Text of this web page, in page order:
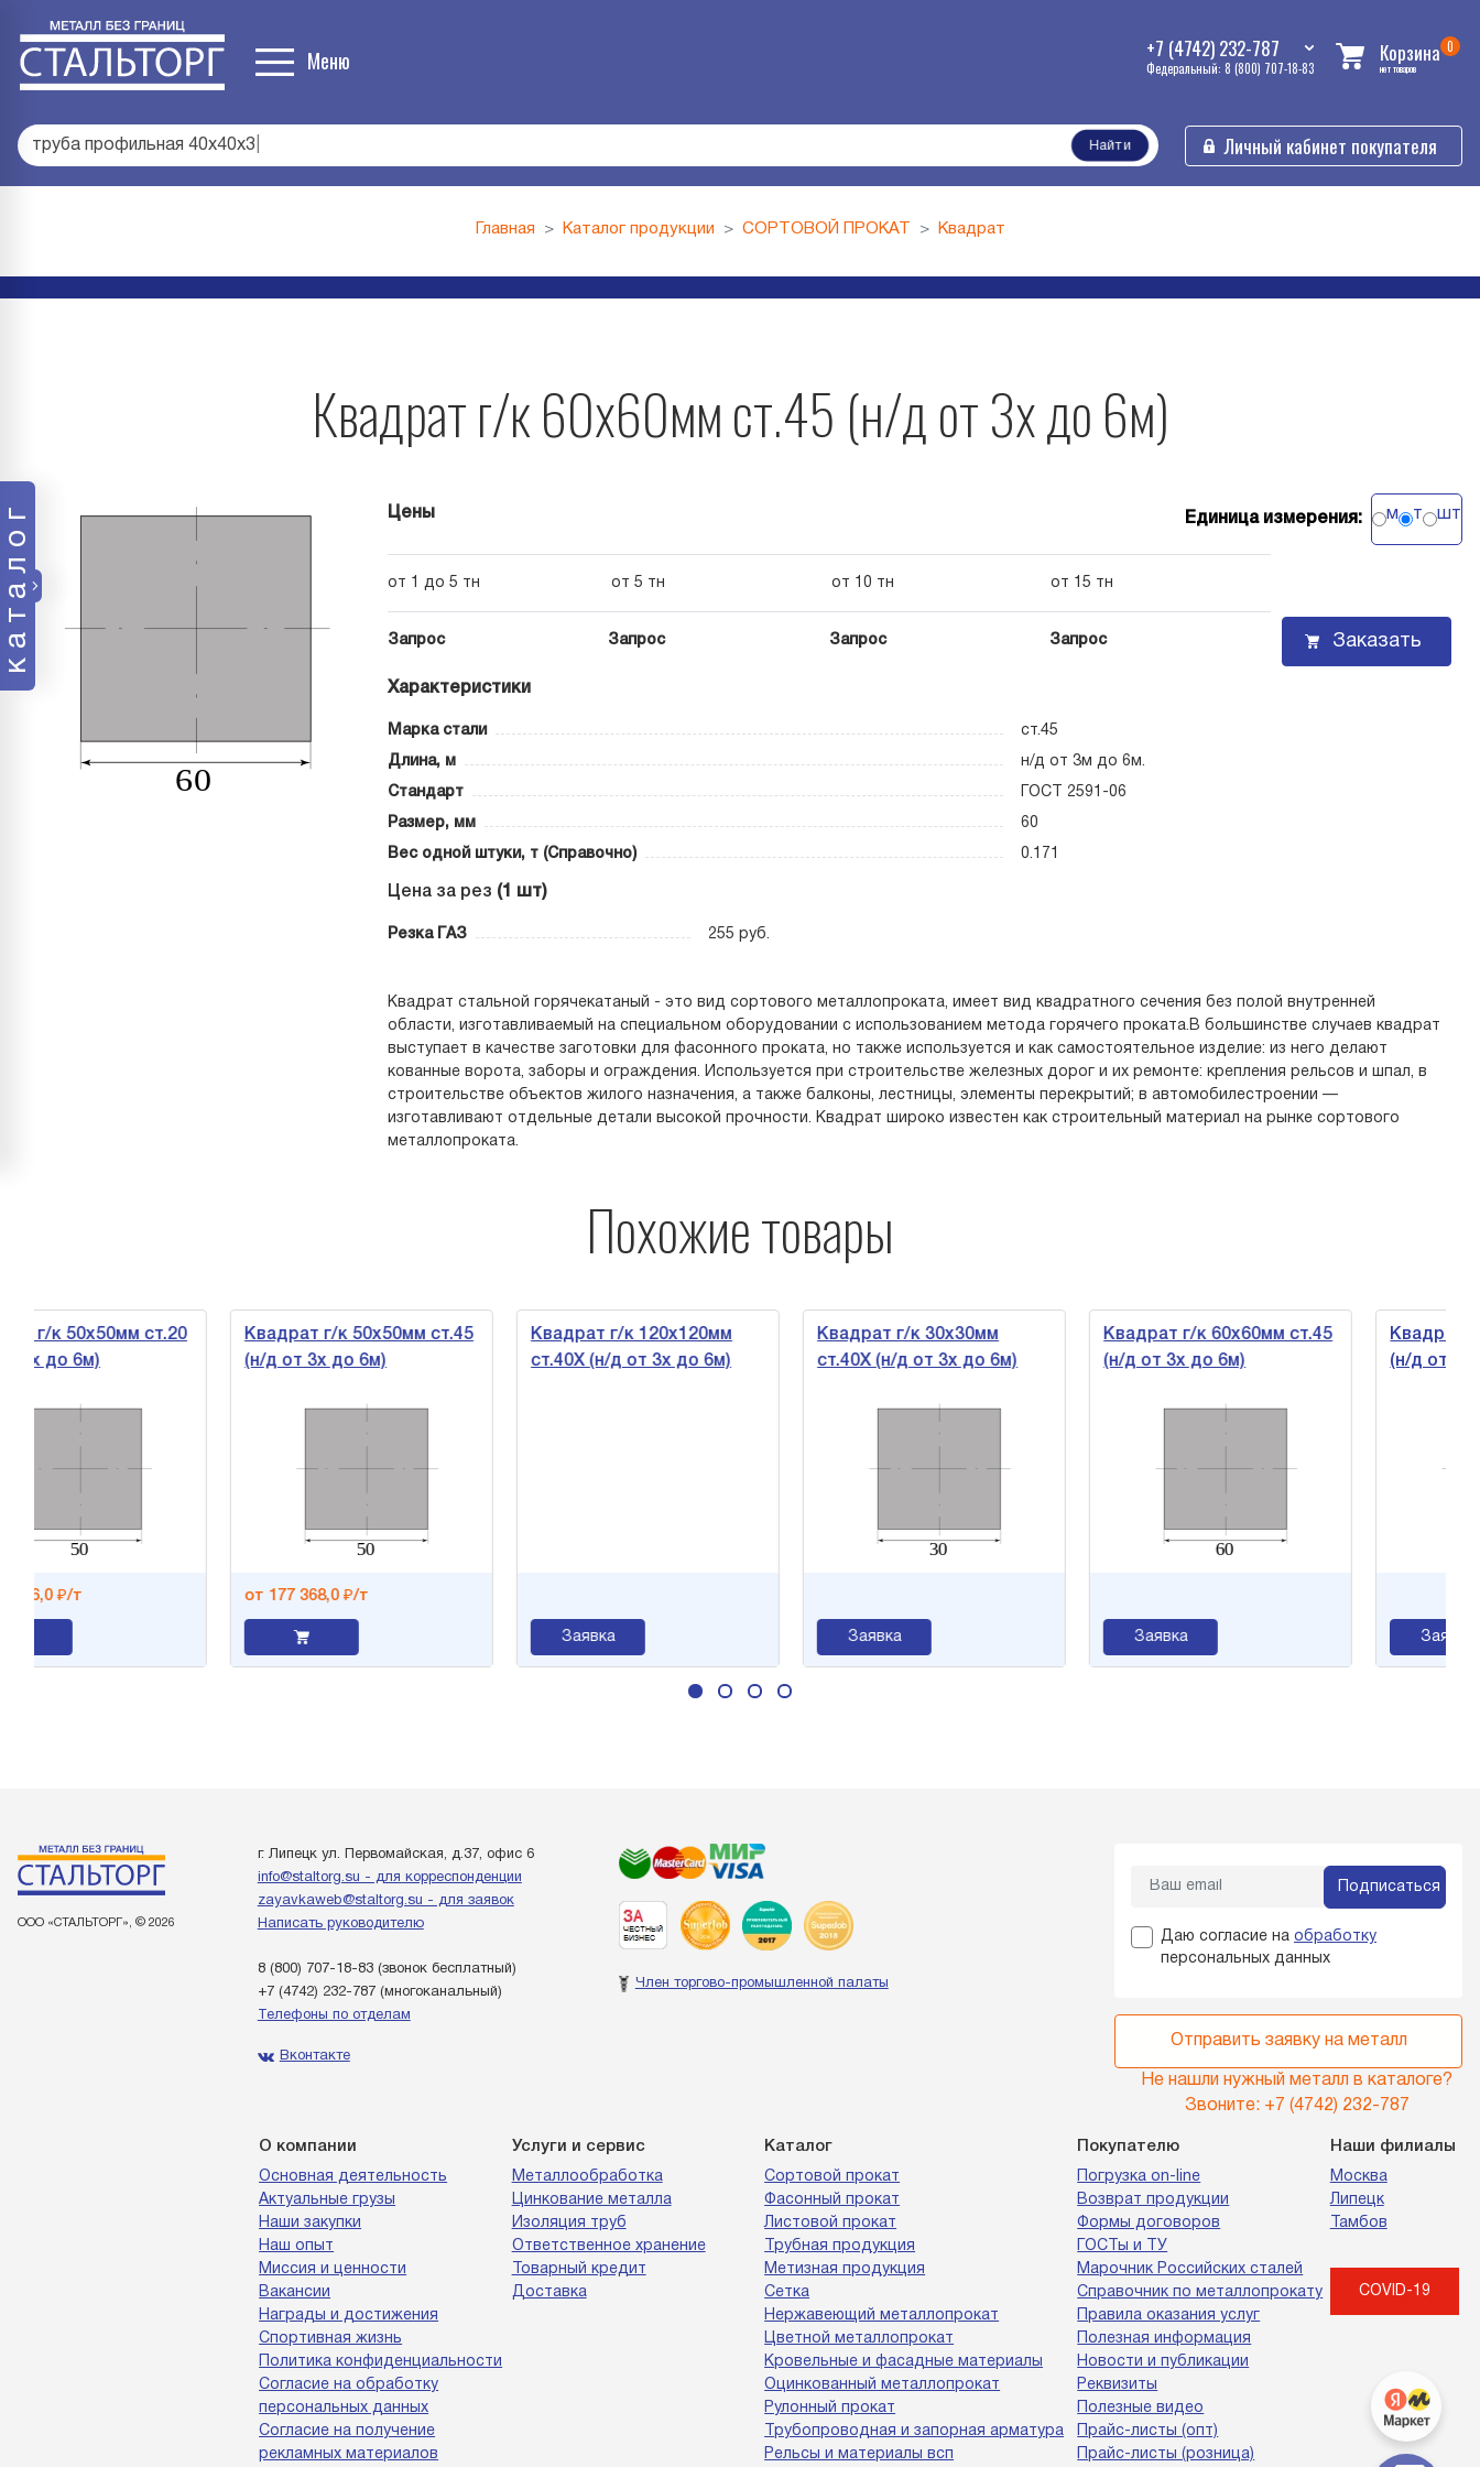
Меню +7 (4742) 232-787
Федеральный: 8 (800) 707-18-83
Корзина 0
нет товаров
труба профильная 40х40х3 Найти Личный кабинет покупателя
каталог
Главная Каталог продукции СОРТОВОЙ ПРОКАТ Квадрат
Квадрат г/к 60х60мм ст.45 (н/д от 3х до 6м)
Цены Единица измерения: м т шт
от 1 до 5 тн от 5 тн от 10 тн от 15 тн
Запрос Запрос Запрос Запрос Заказать
Характеристики
Марка стали ст.45
Длина, м н/д от 3м до 6м.
Стандарт ГОСТ 2591-06
Размер, мм 60
Вес одной штуки, т (Справочно) 0.171
Цена за рез (1 шт)
Резка ГАЗ 255 руб.
Квадрат стальной горячекатаный - это вид сортового металлопроката, имеет вид квадратного сечения без полой внутренней
области, изготавливаемый на специальном оборудовании с использованием метода горячего проката.В большинстве случаев квадрат
выступает в качестве заготовки для фасонного проката, но также используется и как самостоятельное изделие: из него делают
кованные ворота, заборы и ограждения. Используется при строительстве железных дорог и их ремонте: крепления рельсов и шпал, в
строительстве объектов жилого назначения, а также балконы, лестницы, элементы перекрытий; в автомобилестроении —
изготавливают отдельные детали высокой прочности. Квадрат широко известен как строительный материал на рынке сортового
металлопроката.
Похожие товары
ст.20
Квадрат г/к 50х50мм ст.45
(н/д от 3х до 6м)
от 177 368,0 ₽/т
Квадрат г/к 120х120мм
ст.40Х (н/д от 3х до 6м)
Квадрат г/к 30х30мм
ст.40Х (н/д от 3х до 6м)
Квадрат г/к 60х60мм ст.45
(н/д от 3х до 6м)
Квадрат г/к
(н/д от 3х до 6м)
ООО «СТАЛЬТОРГ», © 2026
г. Липецк ул. Первомайская, д.37, офис 6
info@staltorg.su - для корреспонденции
zayavkaweb@staltorg.su - для заявок
Написать руководителю
8 (800) 707-18-83(звонок бесплатный)
+7 (4742) 232-787(многоканальный)
Телефоны по отделам
Вконтакте
О компании
Основная деятельность
Актуальные грузы
Наши закупки
Наш опыт
Миссия и ценности
Вакансии
Награды и достижения
Спортивная жизнь
Политика конфиденциальности
Согласие на обработку
персональных данных
Согласие на получение
рекламных материалов
Услуги и сервис
Металлообработка
Цинкование металла
Изоляция труб
Ответственное хранение
Товарный кредит
Доставка
Каталог
Сортовой прокат
Фасонный прокат
Листовой прокат
Трубная продукция
Метизная продукция
Сетка
Нержавеющий металлопрокат
Цветной металлопрокат
Кровельные и фасадные материалы
Оцинкованный металлопрокат
Рулонный прокат
Трубопроводная и запорная арматура
Рельсы и материалы всп
Покупателю
Погрузка on-line
Возврат продукции
Формы договоров
ГОСТы и ТУ
Марочник Российских сталей
Справочник по металлопрокату
Правила оказания услуг
Полезная информация
Новости и публикации
Реквизиты
Полезные видео
Прайс-листы (опт)
Прайс-листы (розница)
Наши филиалы
Москва
Липецк
Тамбов
COVID-19
Подписаться
Даю согласие на обработку
персональных данных
Отправить заявку на металл
Не нашли нужный металл в каталоге?
Звоните: +7 (4742) 232-787
Член торгово-промышленной палаты